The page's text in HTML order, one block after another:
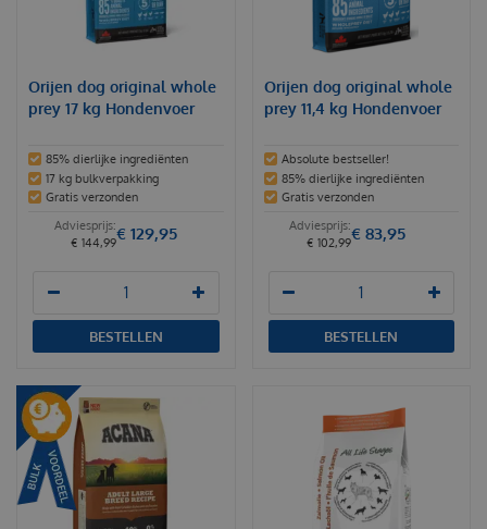
Orijen dog original whole
prey 17 kg Hondenvoer
85% dierlijke ingrediënten
17 kg bulkverpakking
Gratis verzonden
€ 144,99€ 129,95
BESTELLEN
Orijen dog original whole
prey 11,4 kg Hondenvoer
Absolute bestseller!
85% dierlijke ingrediënten
Gratis verzonden
€ 102,99€ 83,95
BESTELLEN